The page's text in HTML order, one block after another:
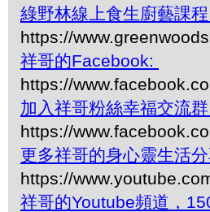
綠野林線上食生廚藝課程
https://
祥哥的Facebook:
https://
加入祥哥粉絲幸福交流群
https://
更多祥哥的身心靈生活分
https://
祥哥的Youtube頻道，